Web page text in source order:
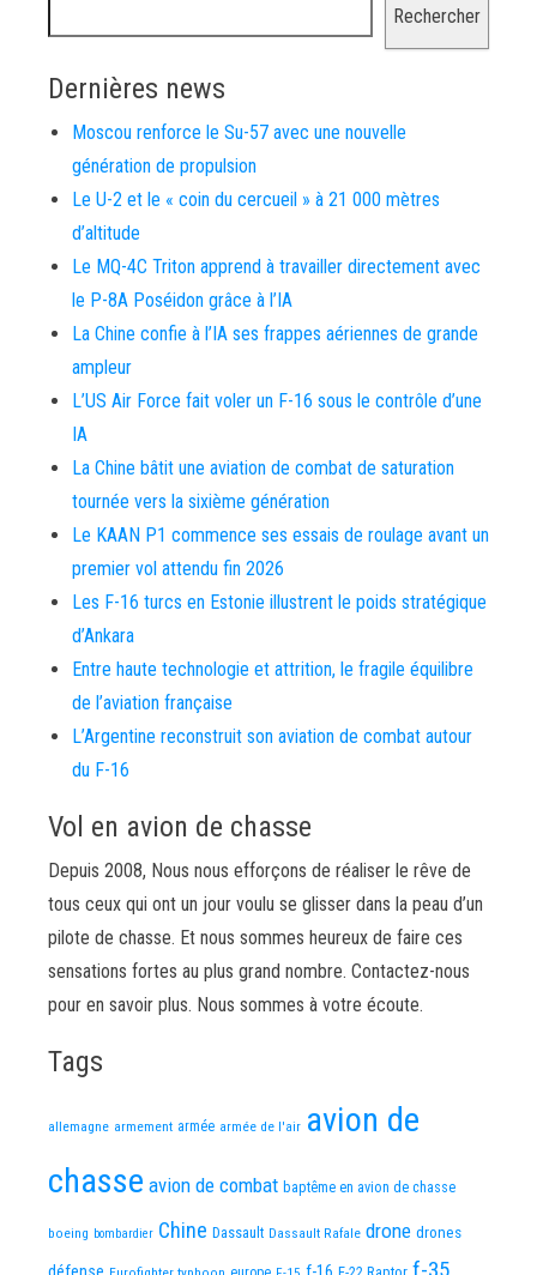
Rechercher
Dernières news
Moscou renforce le Su-57 avec une nouvelle
génération de propulsion
Le U-2 et le « coin du cercueil » à 21 000 mètres
d’altitude
Le MQ-4C Triton apprend à travailler directement avec
le P-8A Poséidon grâce à l’IA
La Chine confie à l’IA ses frappes aériennes de grande
ampleur
L’US Air Force fait voler un F-16 sous le contrôle d’une
IA
La Chine bâtit une aviation de combat de saturation
tournée vers la sixième génération
Le KAAN P1 commence ses essais de roulage avant un
premier vol attendu fin 2026
Les F-16 turcs en Estonie illustrent le poids stratégique
d’Ankara
Entre haute technologie et attrition, le fragile équilibre
de l’aviation française
L’Argentine reconstruit son aviation de combat autour
du F-16
Vol en avion de chasse
Depuis 2008, Nous nous efforçons de réaliser le rêve de
tous ceux qui ont un jour voulu se glisser dans la peau d’un
pilote de chasse. Et nous sommes heureux de faire ces
sensations fortes au plus grand nombre. Contactez-nous
pour en savoir plus. Nous sommes à votre écoute.
Tags
allemagne armement armée armée de l'air avion de
chasse avion de combat baptême en avion de chasse
boeing bombardier Chine Dassault Dassault Rafale drone drones